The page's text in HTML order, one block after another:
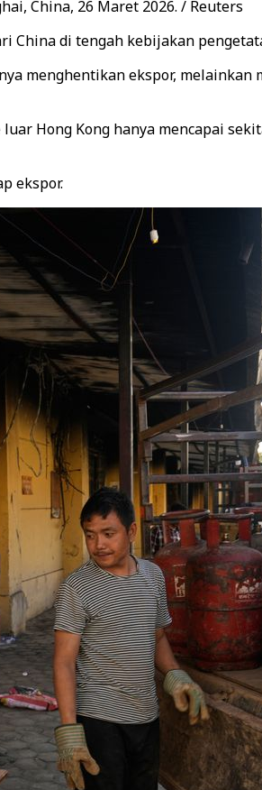
China, 26 Maret 2026. / Reuters
China di tengah kebijakan
menghentikan ekspor, melainkan
Hong Kong hanya mencapai
ekspor.